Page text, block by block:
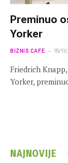
Preminuo
Yorker
BIZNIS CAFE 15/
Friedrich
Yorker,
NAJNOVIJE